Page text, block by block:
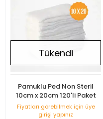
Tükendi
Pamuklu Ped Non Steril
10cm x 20cm 120'li Paket
Fiyatları görebilmek için üye
girişi yapınız